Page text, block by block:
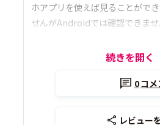
ホアプリを使えば見ることがで
せんがAndroidでは確認できませ
続きを開く
0コメ
レビュー